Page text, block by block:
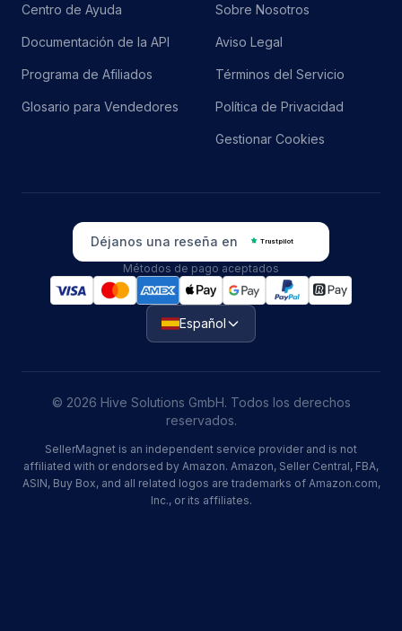
Centro de Ayuda
Documentación de la API
Programa de Afiliados
Glosario para Vendedores
Sobre Nosotros
Aviso Legal
Términos del Servicio
Política de Privacidad
Gestionar Cookies
Déjanos una reseña en Trustpilot
Métodos de pago aceptados
Español
© 2026 Hive Solutions GmbH. Todos los derechos
reservados.
SellerMagnet is an independent service provider and is not
affiliated with or endorsed by Amazon. Amazon, Seller Central, FBA,
ASIN, Buy Box, and all related logos are trademarks of Amazon.com,
Inc., or its affiliates.